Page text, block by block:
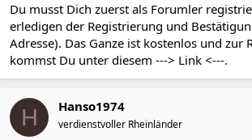
Du musst Dich zuerst als Forumler
erledigen der Registrierung und
Adresse). Das Ganze ist kostenlos und zur
kommst Du unter diesem ---> Link <---.
H Hanso1974
verdienstvoller Rheinländer